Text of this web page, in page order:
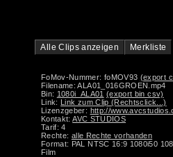
Alle Clips anzeigen Merkliste
FoMov-Nummer: foMOV93 (export
Filename: ALA01_016GROEN.mp4
Bin: 1080i_ALA01 (export bin csv)
Link: Link zum Clip (Rechtsclick...)
Lizenzgeber: http://
Kontakt:AVC STUDIOS
Tarif: 4
Rechte: alle Rechte vorhanden
Format: PAL NTSC 16:9 1080i50
Film